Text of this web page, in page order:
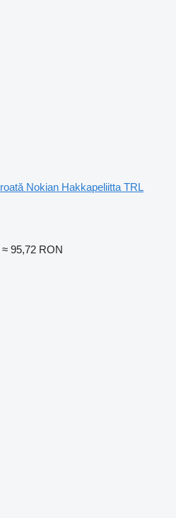
roată Nokian Hakkapeliitta TRL
≈ 95,72 RON